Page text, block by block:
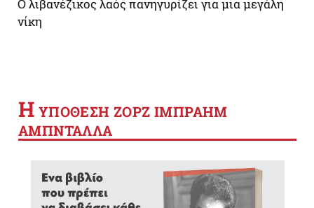
Ο λιβανέζικος λαός πανηγυρίζει για μια μεγάλη
νίκη
Η YΠΟΘΕΣΗ ΖΟΡΖ ΙΜΠΡΑΗΜ
ΑΜΠΝΤΑΛΛΑ